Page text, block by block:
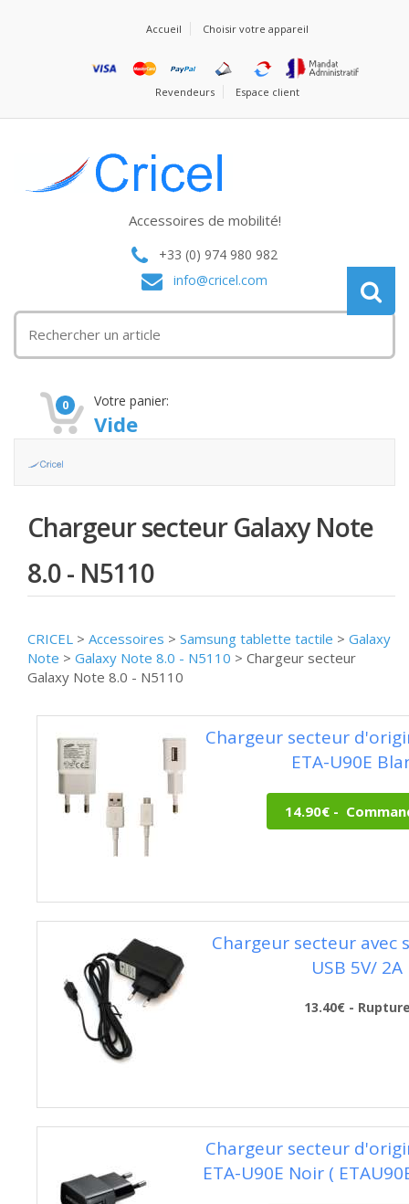
Accueil Choisir votre appareil
Revendeurs Espace client
Accessoires de mobilité!
+33 (0) 974 980 982
info@cricel.com
0 Votre panier:
Vide
Chargeur secteur Galaxy Note
8.0 - N5110
CRICEL > Accessoires > Samsung tablette tactile > Galaxy
Note > Galaxy Note 8.0 - N5110 > Chargeur secteur
Galaxy Note 8.0 - N5110
Chargeur secteur
ETA-U90E
Chargeur secteur avec
USB 5V/ 2A
13.40€ -
Chargeur secteur
ETA-U90E Noir (